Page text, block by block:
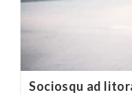
Sociosqu ad